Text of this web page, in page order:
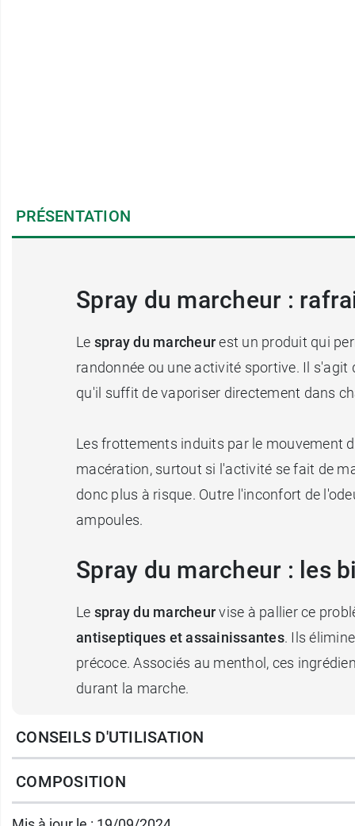
PRÉSENTATION
Spray du marcheur :
Le spray du marcheurest un produit qui
randonnée ou une activité sportive. Il
qu'il suffit de vaporiser directement dans
Les frottements induits par le mouvement
macération, surtout si l'activité se fait de
donc plus à risque. Outre l'inconfort de
ampoules.
Spray du marcheur : les
Le spray du marcheurvise à pallier ce
antiseptiques et assainissantes. Ils
précoce. Associés au menthol, ces
durant la marche.
Le spray rafraîchissant du marcheur
professionnels dont le travail implique une
Conditionnement :
CONSEILS D'UTILISATION
COMPOSITION